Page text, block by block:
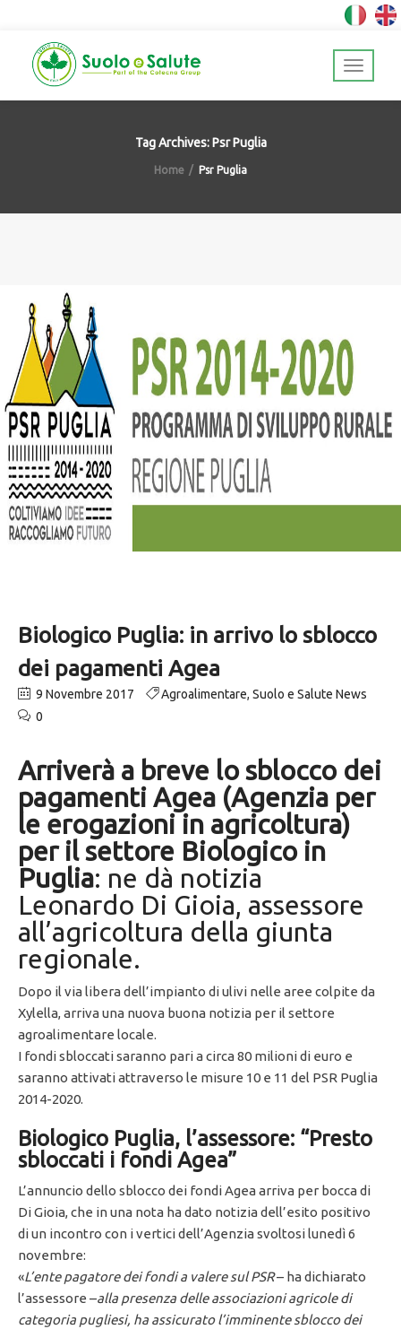
Tag Archives: Psr Puglia
Home Psr Puglia
Biologico Puglia: in arrivo lo sblocco
dei pagamenti Agea
9 Novembre 2017 Agroalimentare, Suolo e Salute News
0
Arriverà a breve lo sblocco dei
pagamenti Agea (Agenzia per
le erogazioni in agricoltura)
per il settore Biologico in
Puglia: ne dà notizia
Leonardo Di Gioia, assessore
all’agricoltura della giunta
regionale.
Dopo il via libera dell’impianto di ulivi nelle aree colpite da
Xylella, arriva una nuova buona notizia per il settore
agroalimentare locale.
I fondi sbloccati saranno pari a circa 80 milioni di euro e
saranno attivati attraverso le misure 10 e 11 del PSR Puglia
2014-2020.
Biologico Puglia, l’assessore: “Presto
sbloccati i fondi Agea”
L’annuncio dello sblocco dei fondi Agea arriva per bocca di
Di Gioia, che in una nota ha dato notizia dell’esito positivo
di un incontro con i vertici dell’Agenzia svoltosi lunedì 6
novembre:
«L’ente pagatore dei fondi a valere sul PSR– ha dichiarato
l’assessore –alla presenza delle associazioni agricole di
categoria pugliesi, ha assicurato l’imminente sblocco dei